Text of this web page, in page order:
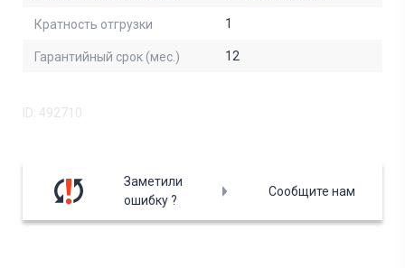
Кратность отгрузки 1
Гарантийный срок (мес.) 12
ID: 492710
Заметили
ошибку ?
Сообщите нам